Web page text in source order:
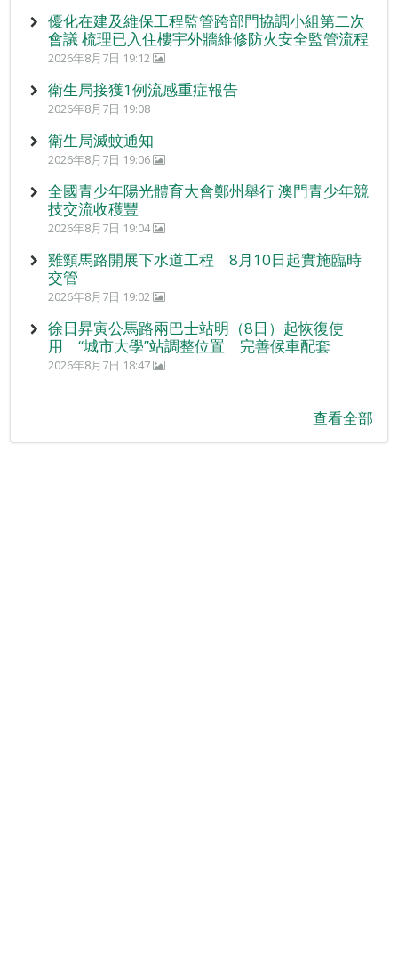
優化在建及維保工程監管跨部門協調小組第二次
會議 梳理已入住樓宇外牆維修防火安全監管流程
2026年8月7日 19:12
衛生局接獲1例流感重症報告
2026年8月7日 19:08
衛生局滅蚊通知
2026年8月7日 19:06
全國青少年陽光體育大會鄭州舉行 澳門青少年競
技交流收穫豐
2026年8月7日 19:04
雞頸馬路開展下水道工程 8月10日起實施臨時
交管
2026年8月7日 19:02
徐日昇寅公馬路兩巴士站明（8日）起恢復使
用 “城市大學”站調整位置 完善候車配套
2026年8月7日 18:47
查看全部